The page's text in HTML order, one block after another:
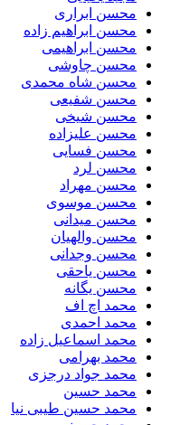
محسن ابراری
محسن ابراهیم زاده
محسن ابراهیمی
محسن چاوشی
محسن شاه محمدی
محسن شفیعی
محسن شیخی
محسن علیزاده
محسن فسایی
محسن لرد
محسن مهراد
محسن موسوی
محسن میدانی
محسن والهیان
محسن وجدانی
محسن یاحقی
محسن یگانه
محمد اچ اف
محمد احمدی
محمد اسماعیل زاده
محمد بهرامی
محمد جواد درجزی
محمد حسین
محمد حسین طیبی نیا